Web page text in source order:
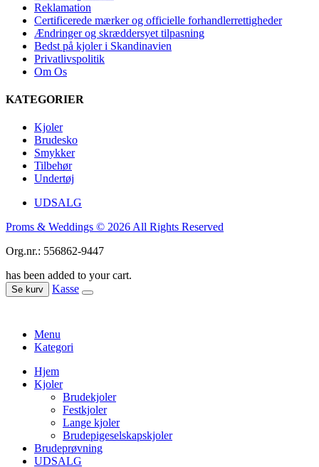
Reklamation
Certificerede mærker og officielle forhandlerrettigheder
Ændringer og skræddersyet tilpasning
Bedst på kjoler i Skandinavien
Privatlivspolitik
Om Os
KATEGORIER
Kjoler
Brudesko
Smykker
Tilbehør
Undertøj
UDSALG
Proms & Weddings © 2026 All Rights Reserved
Org.nr.: 556862-9447
has been added to your cart.
Se kurv Kasse
Menu
Kategori
Hjem
Kjoler
Brudekjoler
Festkjoler
Lange kjoler
Brudepigeselskapskjoler
Brudeprøvning
UDSALG